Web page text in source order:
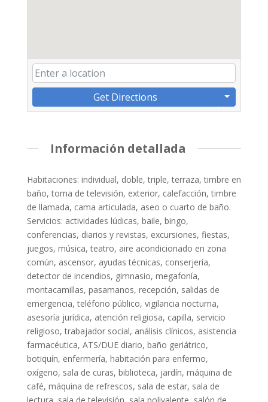
Get Directions
Información detallada
Habitaciones: individual, doble, triple, terraza, timbre en
baño, toma de televisión, exterior, calefacción, timbre
de llamada, cama articulada, aseo o cuarto de baño.
Servicios: actividades lúdicas, baile, bingo,
conferencias, diarios y revistas, excursiones, fiestas,
juegos, música, teatro, aire acondicionado en zona
común, ascensor, ayudas técnicas, conserjería,
detector de incendios, gimnasio, megafonía,
montacamillas, pasamanos, recepción, salidas de
emergencia, teléfono público, vigilancia nocturna,
asesoría jurídica, atención religiosa, capilla, servicio
religioso, trabajador social, análisis clínicos, asistencia
farmacéutica, ATS/DUE diario, baño geriátrico,
botiquín, enfermería, habitación para enfermo,
oxígeno, sala de curas, biblioteca, jardín, máquina de
café, máquina de refrescos, sala de estar, sala de